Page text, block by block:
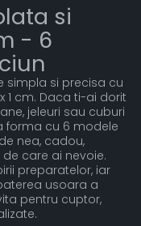
si
- 6
simpla si precisa cu
1 cm. Daca ti-ai dorit
jeleuri sau cuburi
forma cu 6 modele
nea, cadou,
care ai nevoie.
preparatelor, iar
usoara a
pentru cuptor,